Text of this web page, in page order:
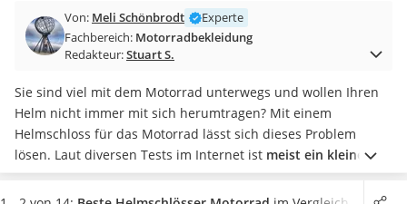
Benzinkanister
Marderschreck
AGM-Batterie Wohnmobil
Thule-Fahrradträger
FM-Transmitter
Sommerreifen 205/55 R16
Autobatterie-Ladegerät
Von: Meli Schönbrodt
Experte
Fachbereich: Motorradbekleidung
Redakteur:Stuart S.
Sie sind viel mit dem Motorrad unterwegs und wollen Ihren
Helm nicht immer mit sich herumtragen? Mit einem
Helmschloss für das Motorrad lässt sich dieses Problem
lösen. Laut diversen Tests im Internet ist meist ein kleines
Schloss ausreichend, um IhrenMotorradhelman der
Maschine zu sichern. Je flexibler das Material dabei ist, umso